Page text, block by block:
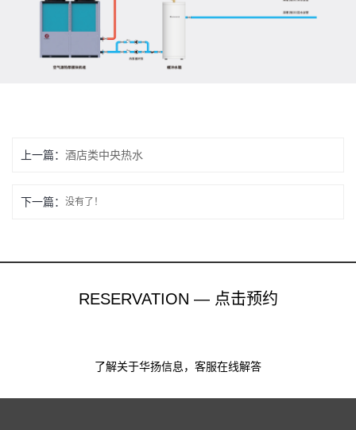
上一篇： 酒店类中央热水
下一篇： 没有了！
RESERVATION — 点击预约
了解关于华扬信息，客服在线解答